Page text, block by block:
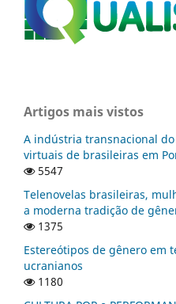
Artigos mais vistos
A indústria transnacional
virtuais de brasileiras em
5547
Telenovelas brasileiras,
a moderna tradição de
1375
Estereótipos de gênero em
ucranianos
1180